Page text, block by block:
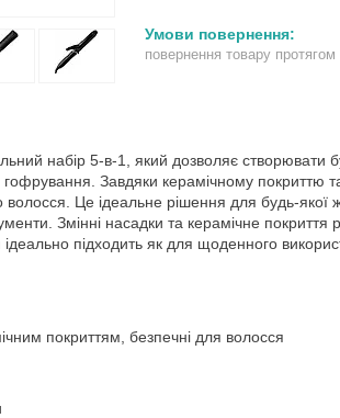
повернення товару
набір 5-в-1, який дозволяє створювати
гофрування. Завдяки керамічному
Це ідеальне рішення для будь-якої
Змінні насадки та керамічне
підходить як для щоденного
покриттям, безпечні для волосся